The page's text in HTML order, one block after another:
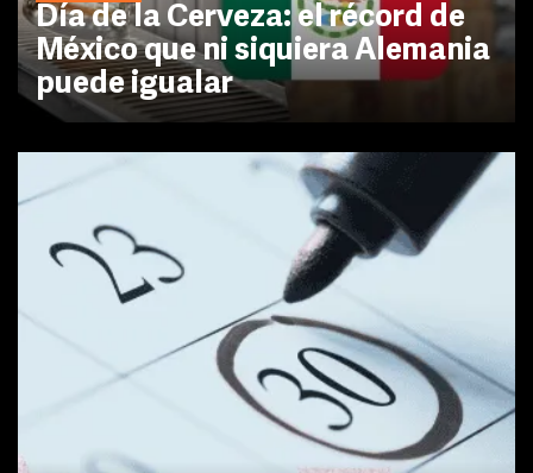
Día de la Cerveza: el récord de
México que ni siquiera Alemania
puede igualar